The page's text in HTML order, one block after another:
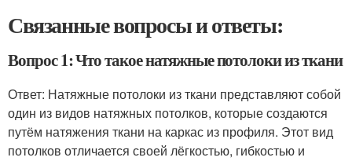
Связанные вопросы и ответы:
Вопрос 1: Что такое натяжные потолоки из ткани
Ответ: Натяжные потолоки из ткани представляют собой
один из видов натяжных потолков, которые создаются
путём натяжения ткани на каркас из профиля. Этот вид
потолков отличается своей лёгкостью, гибкостью и